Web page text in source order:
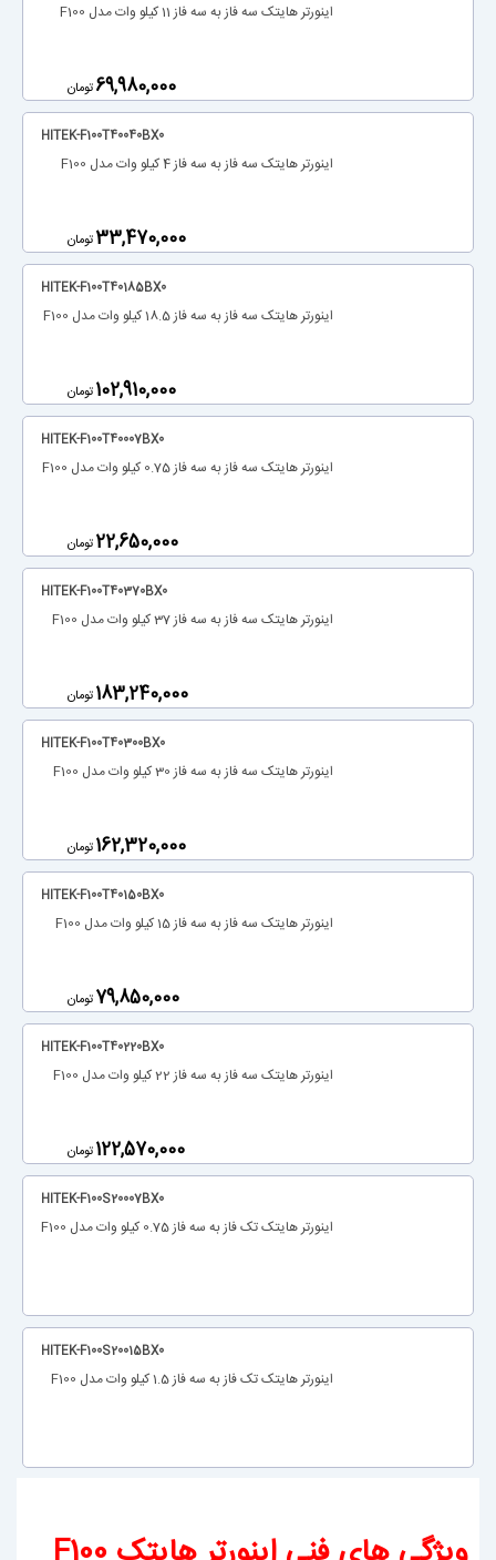
اینورتر هایتک سه فاز به سه فاز 11 کیلو وات مدل F100
‎69,980,000 تومان
HITEK-F100T40040BX0
اینورتر هایتک سه فاز به سه فاز 4 کیلو وات مدل F100
‎33,470,000 تومان
HITEK-F100T40185BX0
اینورتر هایتک سه فاز به سه فاز 18.5 کیلو وات مدل F100
‎102,910,000 تومان
HITEK-F100T40007BX0
اینورتر هایتک سه فاز به سه فاز 0.75 کیلو وات مدل F100
‎22,650,000 تومان
HITEK-F100T40370BX0
اینورتر هایتک سه فاز به سه فاز 37 کیلو وات مدل F100
‎183,240,000 تومان
HITEK-F100T40300BX0
اینورتر هایتک سه فاز به سه فاز 30 کیلو وات مدل F100
‎162,320,000 تومان
HITEK-F100T40150BX0
اینورتر هایتک سه فاز به سه فاز 15 کیلو وات مدل F100
‎79,850,000 تومان
HITEK-F100T40220BX0
اینورتر هایتک سه فاز به سه فاز 22 کیلو وات مدل F100
‎122,570,000 تومان
HITEK-F100S20007BX0
اینورتر هایتک تک فاز به سه فاز 0.75 کیلو وات مدل F100
HITEK-F100S20015BX0
اینورتر هایتک تک فاز به سه فاز 1.5 کیلو وات مدل F100